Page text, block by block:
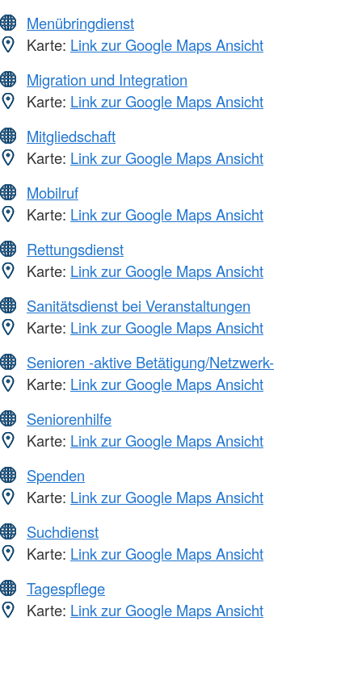
Menübringdienst
Karte: Link zur Google Maps Ansicht
Migration und Integration
Karte: Link zur Google Maps Ansicht
Mitgliedschaft
Karte: Link zur Google Maps Ansicht
Mobilruf
Karte: Link zur Google Maps Ansicht
Rettungsdienst
Karte: Link zur Google Maps Ansicht
Sanitätsdienst bei Veranstaltungen
Karte: Link zur Google Maps Ansicht
Senioren -aktive Betätigung/Netzwerk-
Karte: Link zur Google Maps Ansicht
Seniorenhilfe
Karte: Link zur Google Maps Ansicht
Spenden
Karte: Link zur Google Maps Ansicht
Suchdienst
Karte: Link zur Google Maps Ansicht
Tagespflege
Karte: Link zur Google Maps Ansicht